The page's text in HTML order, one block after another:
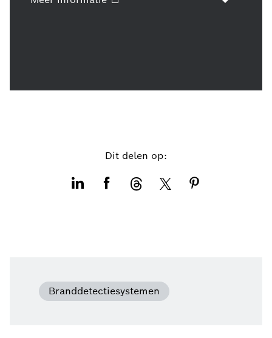
Dit delen op:
Branddetectiesystemen